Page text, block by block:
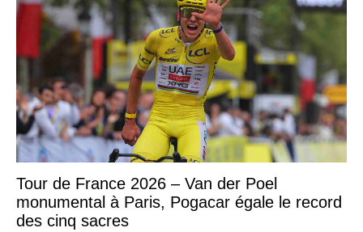
Tour de France 2026 – Van der Poel
monumental à Paris, Pogacar égale le record
des cinq sacres